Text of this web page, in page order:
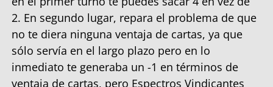
2. En segundo lugar, repara el problema de que
no te diera ninguna ventaja de cartas, ya que
sólo servía en el largo plazo pero en lo
inmediato te generaba un -1 en términos de
ventaja de cartas, pero Espectros Vindicantes